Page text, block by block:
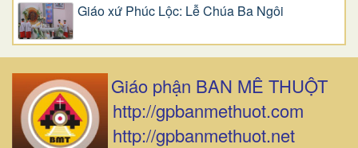
Giáo xứ Phúc Lộc: Lễ Chúa Ba Ngôi
Giáo phận BAN MÊ THUỘT
http://gpbanmethuot.com
http://gpbanmethuot.net